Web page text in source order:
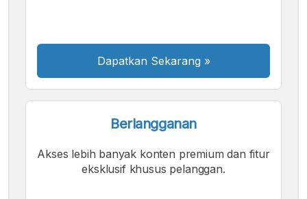
Dapatkan Sekarang »
Berlangganan
Akses lebih banyak konten premium dan fitur
eksklusif khusus pelanggan.